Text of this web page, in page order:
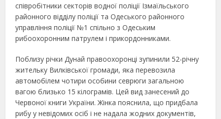
співробітники секторів водної поліції Ізмаїльського
районного відділу поліції та Одеського районного
управління поліції №1 спільно з Одеським
рибоохоронним патрулем і прикордонниками.
Поблизу річки Дунай правоохоронці зупинили 52-річну
жительку Вилківської громади, яка перевозила
автомобілем чотири особини севрюги загальною
вагою близько 15 кілограмів. Цей вид занесений до
Червоної книги України. Жінка пояснила, що придбала
рибу у невідомих осіб і не надала жодних документів,